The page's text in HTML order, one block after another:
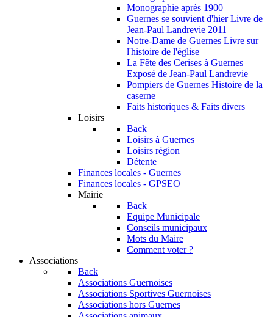
Monographie après 1900
Guernes se souvient d'hier Livre de
Jean-Paul Landrevie 2011
Notre-Dame de Guernes Livre sur
l'histoire de l'église
La Fête des Cerises à Guernes
Exposé de Jean-Paul Landrevie
Pompiers de Guernes Histoire de la
caserne
Faits historiques & Faits divers
Loisirs
Back
Loisirs à Guernes
Loisirs région
Détente
Finances locales - Guernes
Finances locales - GPSEO
Mairie
Back
Equipe Municipale
Conseils municipaux
Mots du Maire
Comment voter ?
Associations
Back
Associations Guernoises
Associations Sportives Guernoises
Associations hors Guernes